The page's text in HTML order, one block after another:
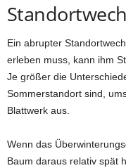
Ein abrupter
erleben muss, kann ihm
Je größer die
Sommerstandort sind,
Blattwerk aus.
Wenn das
Baum daraus relativ spät